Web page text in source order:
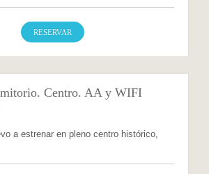
RESERVAR
Centro. AA y WIFI
a estrenar en pleno centro histórico,